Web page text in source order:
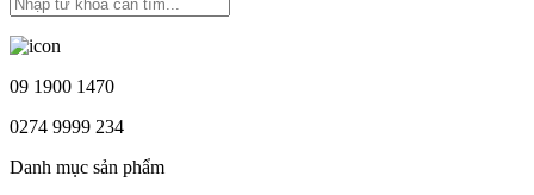
09 1900 1470
0274 9999 234
Danh mục sản phẩm